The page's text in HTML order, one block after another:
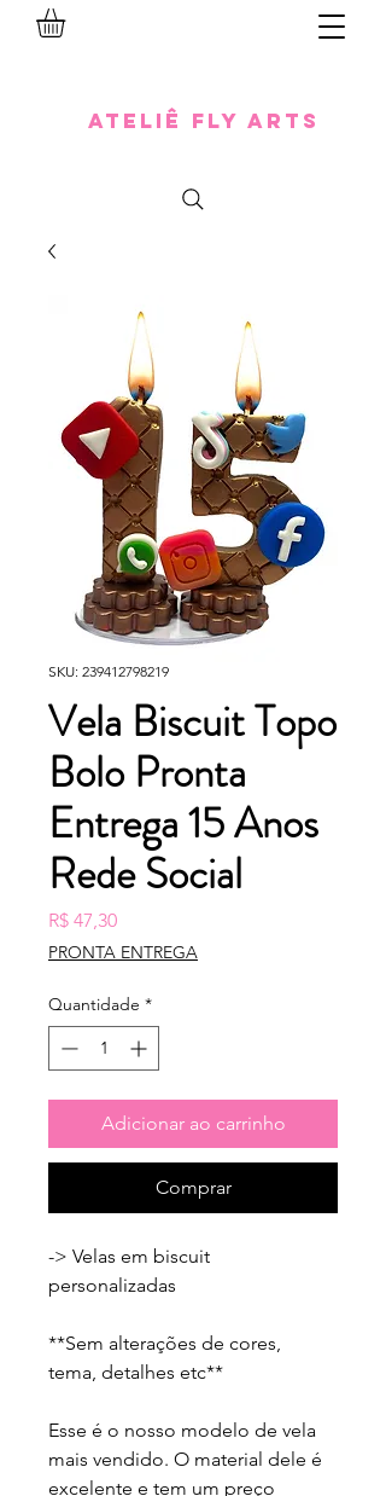
Ateliê Fly Arts
SKU: 239412798219
Vela Biscuit Topo
Bolo Pronta
Entrega 15 Anos
Rede Social
R$ 47,30Preço
PRONTA ENTREGA
Quantidade *
Adicionar ao carrinho
Comprar
-> Velas em biscuit
personalizadas
**Sem alterações de cores,
tema, detalhes etc**
Esse é o nosso modelo de vela
mais vendido. O material dele é
excelente e tem um preço